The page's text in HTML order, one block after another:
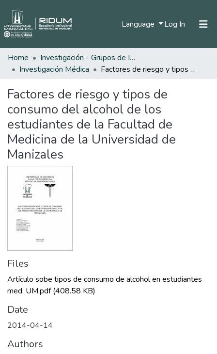
Language Log In (current)
All of DSpace
Home
Investigación - Grupos de Investigación
Investigación Médica
Factores de riesgo y tipos de consumo del alcohol de los estudiantes de la Facultad de Medicina de la Universidad de Manizales
Factores de riesgo y tipos de
consumo del alcohol de los
estudiantes de la Facultad de
Medicina de la Universidad de
Manizales
Files
Artículo sobe tipos de consumo de alcohol en estudiantes
med. UM.pdf(408.58 KB)
Date
2014-04-14
Authors